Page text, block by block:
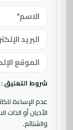
شروط التعليق :
عدم الإساءة
الأديان أو الذات
والشتائم.